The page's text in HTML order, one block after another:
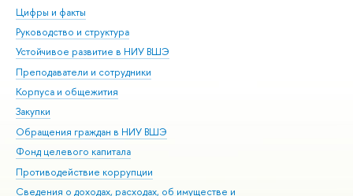
Цифры и факты
Руководство и структура
Устойчивое развитие в НИУ ВШЭ
Преподаватели и сотрудники
Корпуса и общежития
Закупки
Обращения граждан в НИУ ВШЭ
Фонд целевого капитала
Противодействие коррупции
Сведения о доходах, расходах, об имуществе и